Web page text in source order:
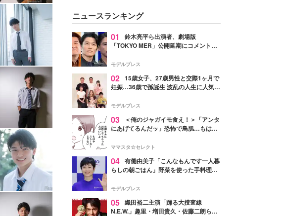
好さんを迎えて本音で女子会トー
ク。猛暑のお出かけを快適に過ご
すヒントや、2人が感動した夏の
生理の新常識にも迫りました。
ニュースランキング
01
鈴木亮平ら出演者、劇場版
「TOKYO MER」公開延期にコメント
最大の敬意とエールを」
モデルプレス
02 15歳女子、27歳男性と交際1ヶ月で
妊娠…36歳で孫誕生 波乱の人生に人気タ
よ！」
モデルプレス
03
＜俺のジャガイモ食え！＞「アンタ
にあげてるんだッ」恐怖で鳥肌…もはや
ママスタ☆セレクト
04 有働由美子「こんなもんです一人暮
らしの朝ごはん」野菜を使った手料理公
そう」と反響
モデルプレス
05 織田裕二主演「踊る大捜査線
N.E.W.」趣里・増田貴久・佐藤二朗ら新